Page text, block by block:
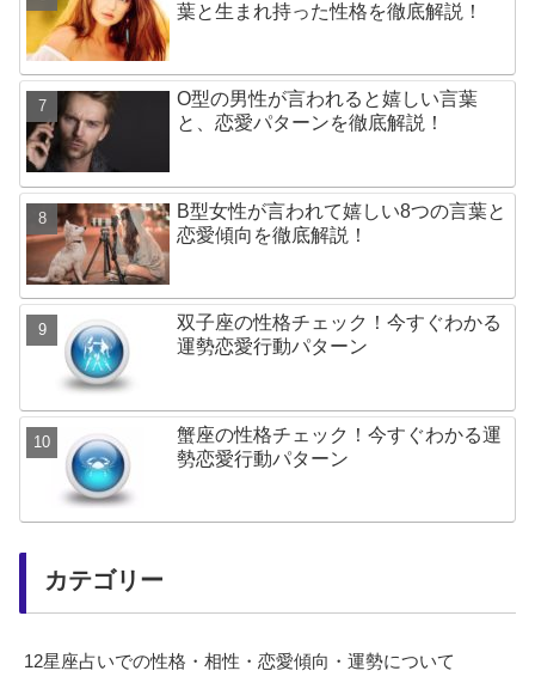
葉と生まれ持った性格を徹底解説！
O型の男性が言われると嬉しい言葉
と、恋愛パターンを徹底解説！
B型女性が言われて嬉しい8つの言葉と
恋愛傾向を徹底解説！
双子座の性格チェック！今すぐわかる
運勢恋愛行動パターン
蟹座の性格チェック！今すぐわかる運
勢恋愛行動パターン
カテゴリー
12星座占いでの性格・相性・恋愛傾向・運勢について